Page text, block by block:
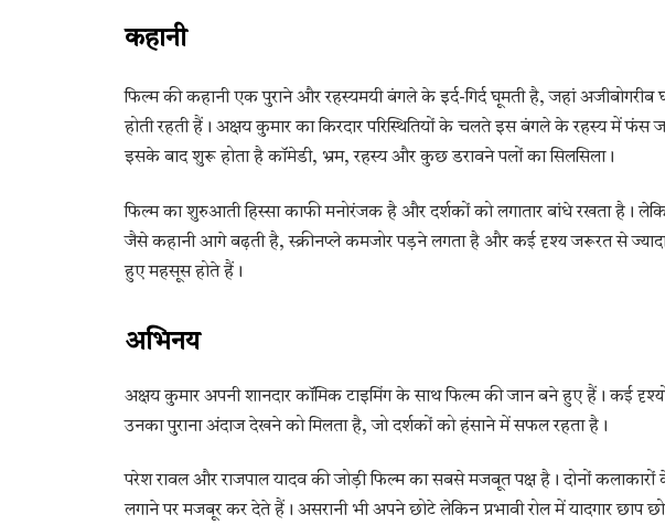
कहानी
फिल्म की कहानी एक पुराने और रहस्यमयी बंगले के इर्द-गिर्द घूमती है, जहां अजीबोगरीब
होती रहती हैं। अक्षय कुमार का किरदार परिस्थितियों के चलते इस बंगले के रहस्य में फंस
इसके बाद शुरू होता है कॉमेडी, भ्रम, रहस्य और कुछ डरावने पलों का सिलसिला।
फिल्म का शुरुआती हिस्सा काफी मनोरंजक है और दर्शकों को लगातार बांधे रखता है।
जैसे कहानी आगे बढ़ती है, स्क्रीनप्ले कमजोर पड़ने लगता है और कई दृश्य जरूरत से
हुए महसूस होते हैं।
अभिनय
अक्षय कुमार अपनी शानदार कॉमिक टाइमिंग के साथ फिल्म की जान बने हुए हैं। कई
उनका पुराना अंदाज देखने को मिलता है, जो दर्शकों को हंसाने में सफल रहता है।
परेश रावल और राजपाल यादव की जोड़ी फिल्म का सबसे मजबूत पक्ष है। दोनों
लगाने पर मजबूर कर देते हैं। असरानी भी अपने छोटे लेकिन प्रभावी रोल में यादगार छाप